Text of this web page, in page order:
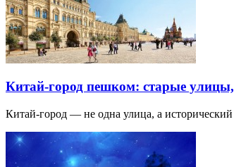
Китай-город пешком: старые
Китай-город — не одна улица, а